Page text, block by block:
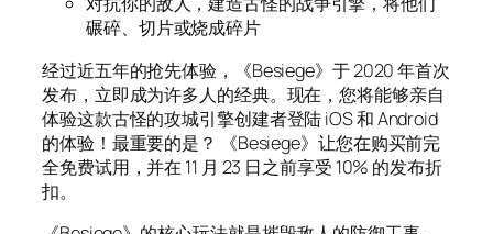
碾碎、切片或烧成碎片
经过近五年的抢先体验，《Besiege》于 2020 年首次
发布，立即成为许多人的经典。现在，您将能够亲自
体验这款古怪的攻城引擎创建者登陆 iOS 和 Android
的体验！最重要的是？ 《Besiege》让您在购买前完
全免费试用，并在 11 月 23 日之前享受 10% 的发布折
扣。